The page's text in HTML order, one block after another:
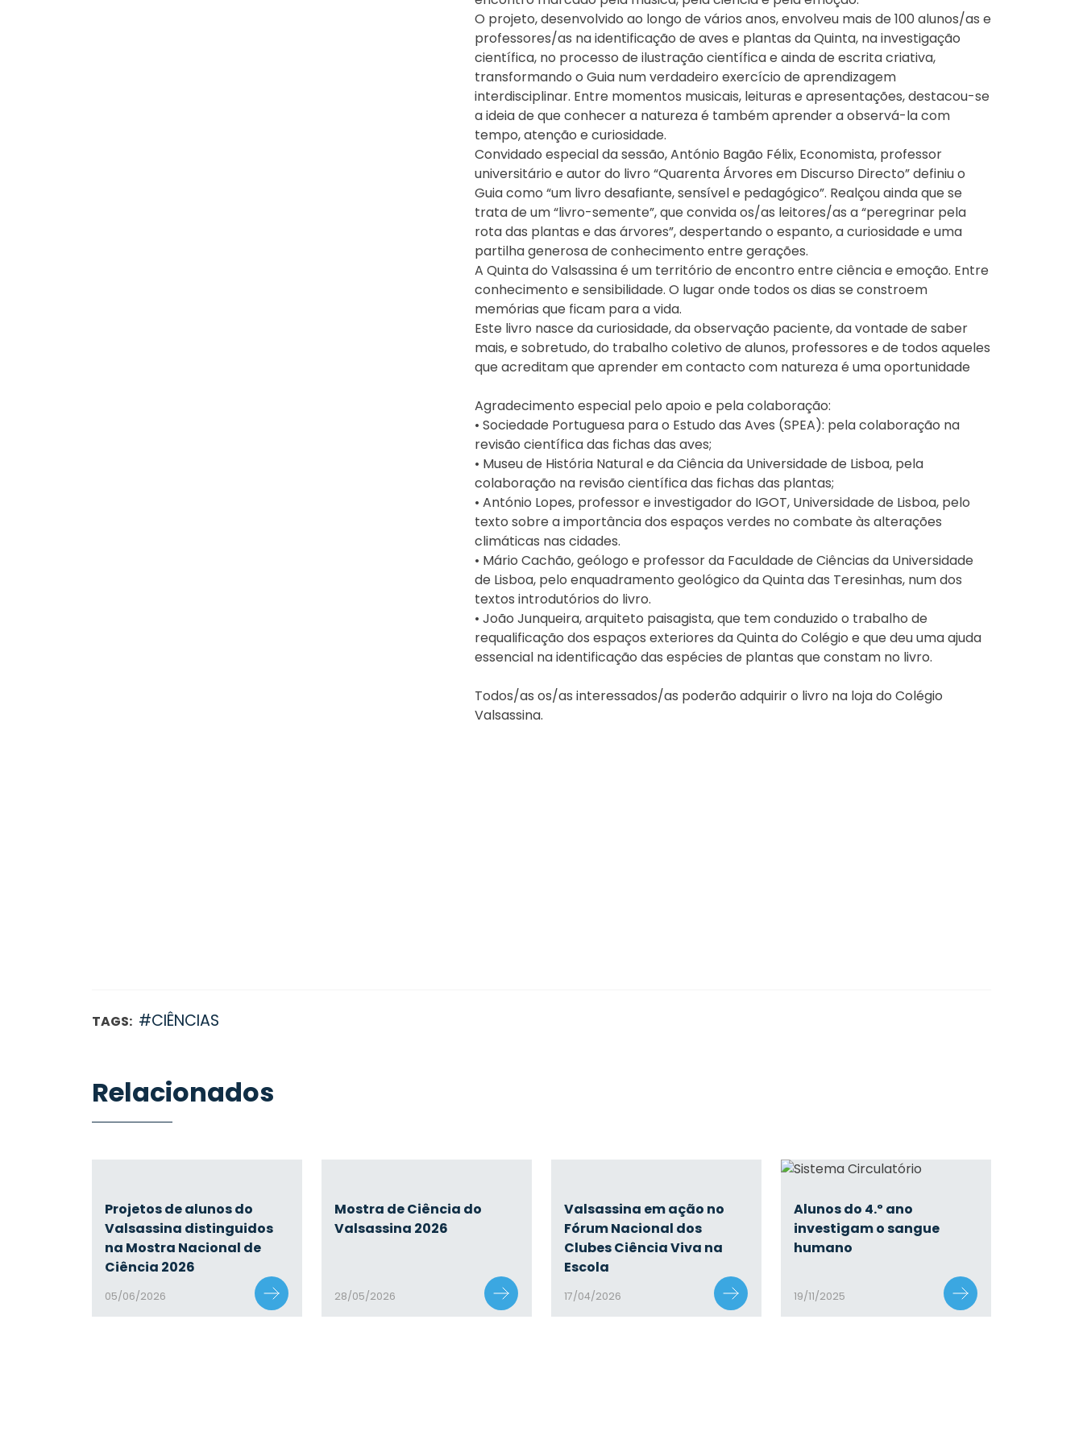
O projeto, desenvolvido ao longo de vários anos, envolveu mais de 100 alunos/as e
professores/as na identificação de aves e plantas da Quinta, na investigação
científica, no processo de ilustração científica e ainda de escrita criativa,
transformando o Guia num verdadeiro exercício de aprendizagem
interdisciplinar. Entre momentos musicais, leituras e apresentações, destacou-se
a ideia de que conhecer a natureza é também aprender a observá-la com
tempo, atenção e curiosidade.
Convidado especial da sessão, António Bagão Félix, Economista, professor
universitário e autor do livro “Quarenta Árvores em Discurso Directo” definiu o
Guia como “um livro desafiante, sensível e pedagógico”. Realçou ainda que se
trata de um “livro-semente”, que convida os/as leitores/as a “peregrinar pela
rota das plantas e das árvores”, despertando o espanto, a curiosidade e uma
partilha generosa de conhecimento entre gerações.
A Quinta do Valsassina é um território de encontro entre ciência e emoção. Entre
conhecimento e sensibilidade. O lugar onde todos os dias se constroem
memórias que ficam para a vida.
Este livro nasce da curiosidade, da observação paciente, da vontade de saber
mais, e sobretudo, do trabalho coletivo de alunos, professores e de todos aqueles
que acreditam que aprender em contacto com natureza é uma oportunidade
Agradecimento especial pelo apoio e pela colaboração:
• Sociedade Portuguesa para o Estudo das Aves (SPEA): pela colaboração na
revisão científica das fichas das aves;
• Museu de História Natural e da Ciência da Universidade de Lisboa, pela
colaboração na revisão científica das fichas das plantas;
• António Lopes, professor e investigador do IGOT, Universidade de Lisboa, pelo
texto sobre a importância dos espaços verdes no combate às alterações
climáticas nas cidades.
• Mário Cachão, geólogo e professor da Faculdade de Ciências da Universidade
de Lisboa, pelo enquadramento geológico da Quinta das Teresinhas, num dos
textos introdutórios do livro.
• João Junqueira, arquiteto paisagista, que tem conduzido o trabalho de
requalificação dos espaços exteriores da Quinta do Colégio e que deu uma ajuda
essencial na identificação das espécies de plantas que constam no livro.
Todos/as os/as interessados/as poderão adquirir o livro na loja do Colégio
Valsassina.
TAGS: #CIÊNCIAS
Relacionados
Projetos de alunos do
Valsassina distinguidos
na Mostra Nacional de
Ciência 2026
05/06/2026
Mostra de Ciência do
Valsassina 2026
28/05/2026
Valsassina em ação no
Fórum Nacional dos
Clubes Ciência Viva na
Escola
17/04/2026
Alunos do 4.º ano
investigam o sangue
humano
19/11/2025